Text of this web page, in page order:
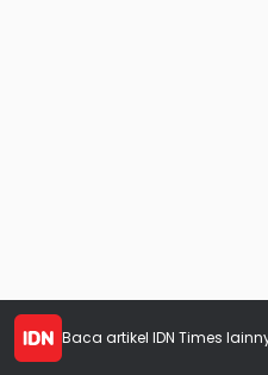
Baca artikel IDN Times